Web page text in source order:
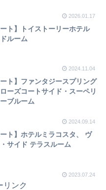
2026.01.17
ート】トイストーリーホテル
ルーム
2024.11.04
ート】ファンタジースプリング
ーズコートサイド・スーペリ
ブルーム
2024.09.14
ート】ホテルミラコスタ、 ヴ
サイド テラスルーム
2023.07.24
リンク